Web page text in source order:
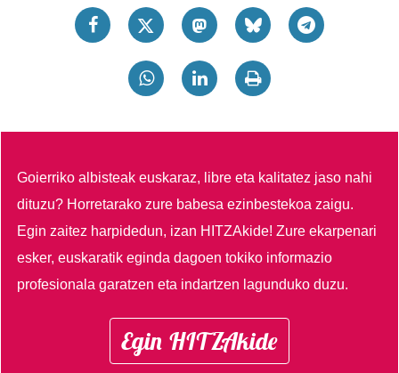
Goierriko albisteak euskaraz, libre eta kalitatez jaso nahi
dituzu? Horretarako zure babesa ezinbestekoa zaigu.
Egin zaitez harpidedun, izan HITZAkide!Zure ekarpenari
esker, euskaratik eginda dagoen tokiko informazio
profesionala garatzen eta indartzen lagunduko duzu.
Egin HITZAkide